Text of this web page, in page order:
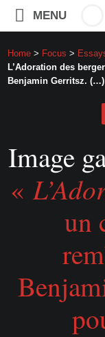
MENU
Home > Focus >
L’Adoration des
Benjamin Gerritsz. (…)
Image
«
un